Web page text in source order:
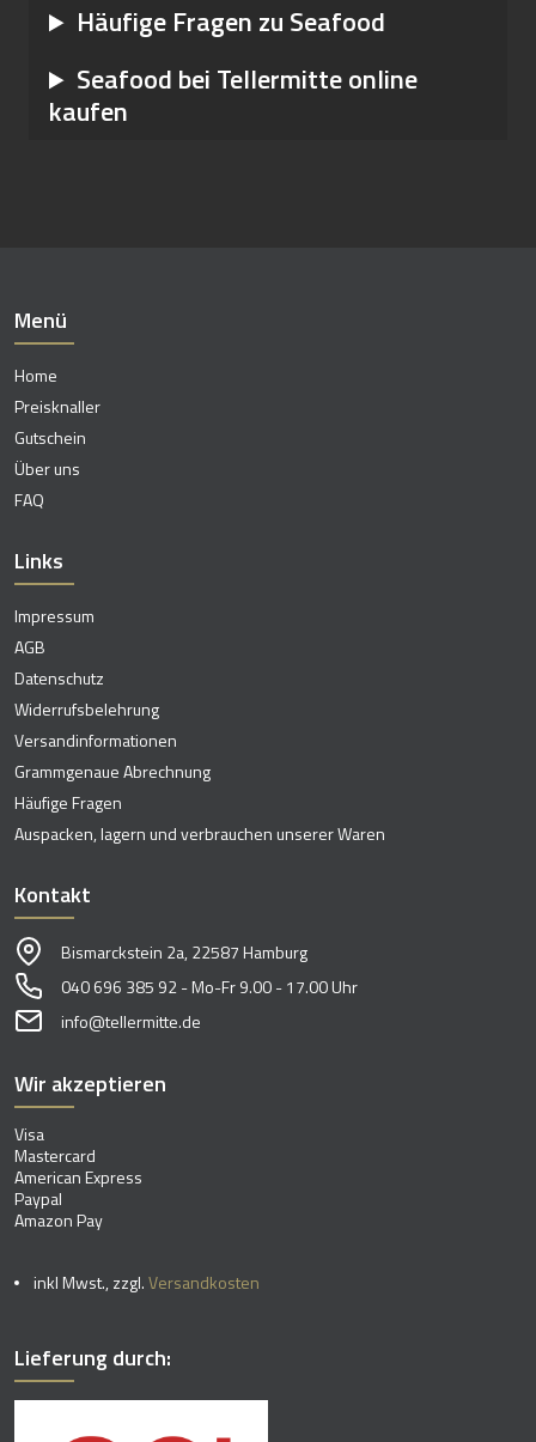
Häufige Fragen zu Seafood
Seafood bei Tellermitte online
kaufen
Menü
Home
Preisknaller
Gutschein
Über uns
FAQ
Links
Impressum
AGB
Datenschutz
Widerrufsbelehrung
Versandinformationen
Grammgenaue Abrechnung
Häufige Fragen
Auspacken, lagern und verbrauchen unserer Waren
Kontakt
Bismarckstein 2a, 22587 Hamburg
040 696 385 92 - Mo-Fr 9.00 - 17.00 Uhr
info@tellermitte.de
Wir akzeptieren
Visa
Mastercard
American Express
Paypal
Amazon Pay
inkl Mwst., zzgl.Versandkosten
Lieferung durch: